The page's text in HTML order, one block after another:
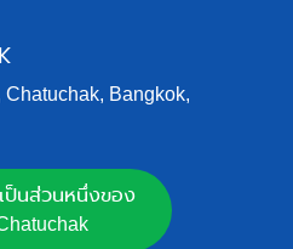
Bangkok,
เป็นส่วนหนึ่งของ